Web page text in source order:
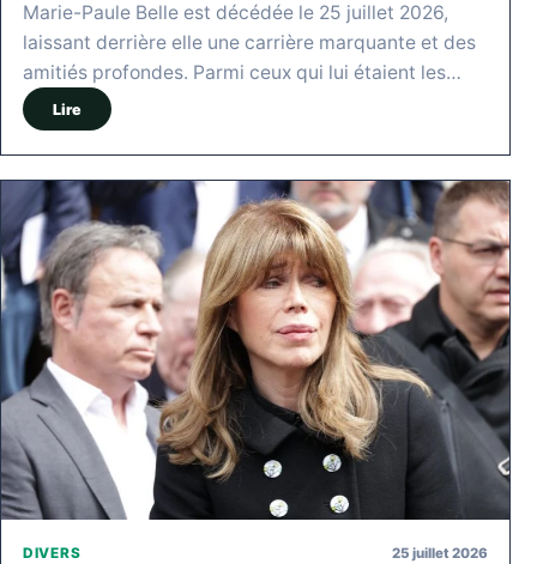
Marie-Paule Belle est décédée le 25 juillet 2026,
laissant derrière elle une carrière marquante et des
amitiés profondes. Parmi ceux qui lui étaient les…
Lire
DIVERS 25 juillet 2026